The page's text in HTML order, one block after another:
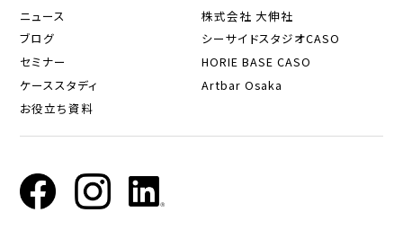
ニュース
ブログ
セミナー
ケーススタディ
お役立ち資料
株式会社 大伸社
シーサイドスタジオCASO
HORIE BASE CASO
Artbar Osaka